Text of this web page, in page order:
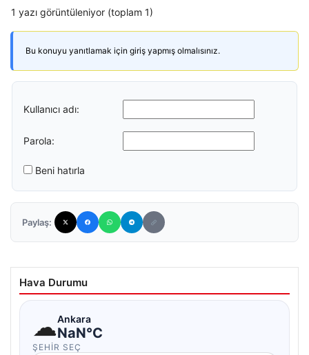
1 yazı görüntüleniyor (toplam 1)
Bu konuyu yanıtlamak için giriş yapmış olmalısınız.
Kullanıcı adı:
Parola:
Beni hatırla
Paylaş:
Hava Durumu
☁Ankara
NaN°C
ŞEHIR SEÇ